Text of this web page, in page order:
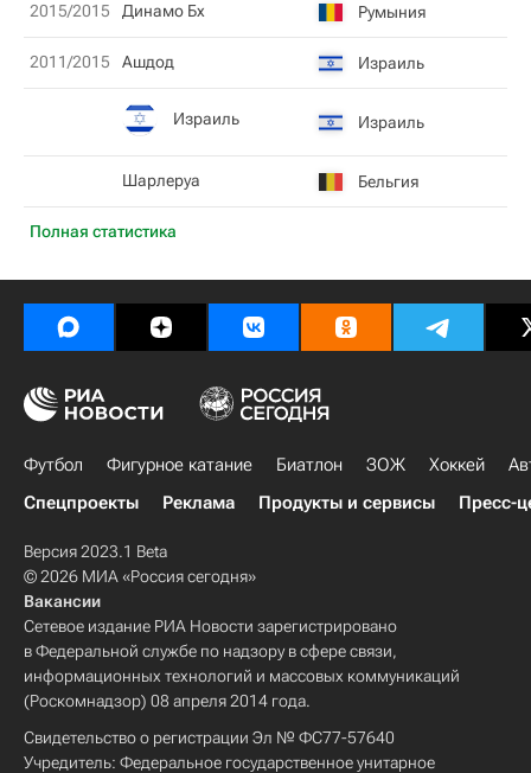
Полная статистика
2015/2015 Динамо Бх Румыния
2011/2015 Ашдод Израиль
Израиль Израиль
Шарлеруа Бельгия
Футбол Фигурное катание Биатлон ЗОЖ Хоккей
Спецпроекты
Реклама Продукты и сервисы Пресс-
Версия 2023.1 Beta
© 2026 МИА «Россия сегодня»
Вакансии
Сетевое издание РИА Новости зарегистрировано
в Федеральной службе по надзору в сфере связи,
информационных технологий и массовых коммуникаций
(Роскомнадзор) 08 апреля 2014 года.
Свидетельство о регистрации Эл № ФС77-57640
Учредитель: Федеральное государственное унитарное